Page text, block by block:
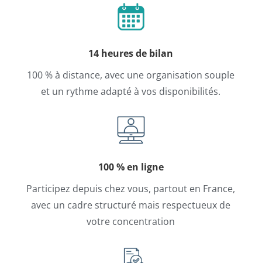
14 heures de bilan
100 % à distance, avec une organisation souple
et un rythme adapté à vos disponibilités.
100 % en ligne
Participez depuis chez vous, partout en France,
avec un cadre structuré mais respectueux de
votre concentration